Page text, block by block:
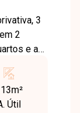
3
2
e a
ampla
armários
e
Útil